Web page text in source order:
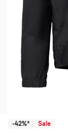
-42%* Sale